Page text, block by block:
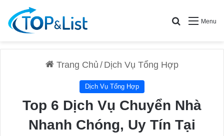
Menu
Search for
Trang Chủ / Dịch Vụ Tổng Hợp
Dịch Vụ Tổng Hợp
Top 6 Dịch Vụ Chuyển Nhà
Nhanh Chóng, Uy Tín Tại